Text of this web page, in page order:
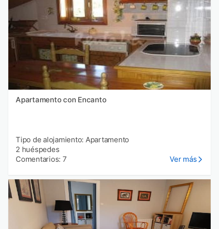
Apartamento con Encanto
Tipo de alojamiento: Apartamento
2 huéspedes
Comentarios: 7
Ver más